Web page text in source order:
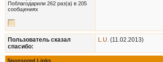
Поблагодарили 262 раз(а) в 205
сообщениях
Пользователь сказал
cпасибо:
L.U. (11.02.2013)
Sponsored Links